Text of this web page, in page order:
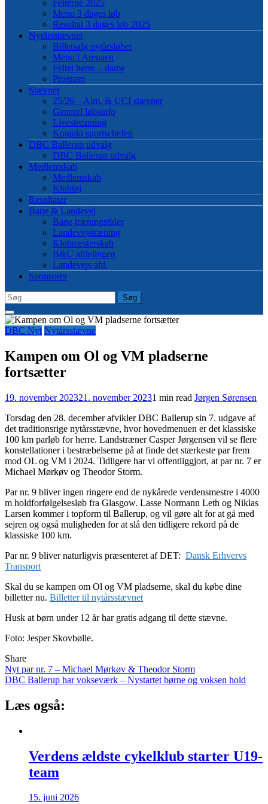
Felterne 2025
Menu 3 dages løb
Resultat 3 dages løb 2025
Nytårsstævnet
Billetsalg nytårsløbet
Menu i Arenaen
Feltet herre – dame
Program
Stævner
25/26 – Alm. & UCI stævner
Generel løbsinfo
Livestreaming
Kontakt sportschefen
DBC Ballerup udvalg
DBC Ballerup udvalg
Medlemskab
Medlemskab
Klubtøj
Resultater
Bane & Landevej
Bane træningstider
Landevejstræning
Klubmesterskab
B&U afdelingen
Landevejs afd.
Sponsorer
Søg
efter:
DBC Nyt Nytårsstævne
Kampen om Ol og VM pladserne
fortsætter
19. november 202321. november 20231 min read Jørgen Sørensen
Torsdag den 28. december afvikler DBC Ballerup sin 7. udgave af
det traditionsrige nytårsstævne, hvor hovedmenuen er det klassiske
100 km parløb for herre. Landstræner Casper Jørgensen vil se flere
konstellationer i bestræbelserne på at finde det stærkeste par frem
mod OL og VM i 2024. Tidligere har vi offentliggjort, at par nr. 7 er
Michael Mørkøv og Theodor Storm.
Par nr. 9 bliver ingen ringere end de nykårede verdensmestre i 4000
m holdforfølgelsesløb fra Glasgow. Lasse Normann Leth og Niklas
Larsen kommer i topform til Ballerup, og vil gøre alt for at gå med
sejren og også muligheden for at slå den tidligere rekord på de
klassiske 100 km.
Par nr. 9 bliver naturligvis præsenteret af DET: Dansk Erhvervs
Transport
Skal du se kampen om Ol og VM pladserne, skal du købe dine
billetter nu. Billetter til nytårsstævnet
Husk at børn under 12 år har gratis adgang til dette stævne.
Foto: Jesper Skovbølle.
Share
Indlægsnavigation
Nyt par nr. 7 – Michael Mørkøv & Theodor Storm
DBC Ballerup har vokseværk – Nystartet børne og voksen hold
Læs også:
Verdens ældste cykelklub starter U19-
team
15. juni 2026